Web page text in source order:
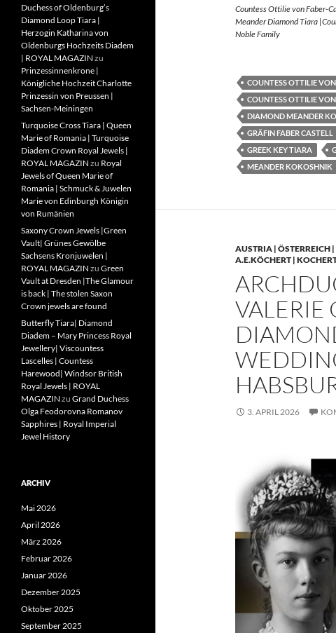
Countess Ottilie von Faber-
Meander Diamond Tiara
Noble Family
COUNTESS OTTILIE
COUNTESS OTTILIE
DIAMOND MEANDER
GRÄFIN FABER CASTELL
GREEK KEY TIARA
MEANDER KOKOSHNIK
AUSTRIA | ÖSTERREICH
A.E.KÖCHERT |
VALERIE
3. APRIL 2026
Duchess of Oldenburg’s
Diamond Loop Tiara |
Herzogin Katharina von
Oldenburgs Hochzeits Diadem
| ROYAL MAGAZIN zu
Prinzessinnenkrone |
Königliche Hochzeit Charlotte
Prinzessin von Preussen |
Sachsen-Meiningen
Turquoise Cross Tiara | Queen
Marie of Romania | Turquoise
Diadem Crown Royal Jewels |
ROYAL MAGAZIN zu Royal
Jewels of Queen Marie of
Romania | Schmuck & Juwelen
Marie von Edinburgh Königin
von Rumänien
Saxony Crown Jewels |Green
Vault| Grünes Gewölbe
Sachsens Kronjuwelen |
ROYAL MAGAZIN zu Green
Vault at Dresden |The Glamour
is back | The stolen Saxon
Crown jewels are found
Butterfly Tiara| Diamond
Diadem – Mary Princess Royal
Jewellery| Viscountess
Lascelles | Countess
Harewood| Windsor British
Royal Jewels | ROYAL
MAGAZIN zu Grand Duchess
Olga Feodorovna Romanov
Sapphires | Royal Imperial
Jewel History
ARCHIV
Mai 2026
April 2026
März 2026
Februar 2026
Januar 2026
Dezember 2025
Oktober 2025
September 2025